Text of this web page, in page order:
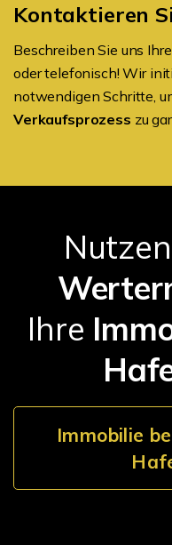
Kontaktieren
Beschreiben Sie uns
oder telefonisch! Wir
notwendigen Schritte,
Verkaufsprozess zu
Ihre
Immobilie